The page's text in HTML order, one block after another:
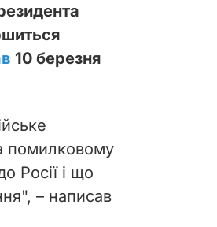
10 березня
помилковому
Росії і що
– написав